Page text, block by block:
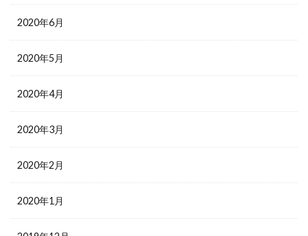
2020年6月
2020年5月
2020年4月
2020年3月
2020年2月
2020年1月